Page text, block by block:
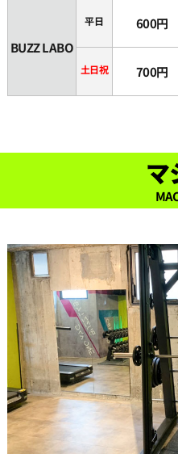
21:30
22:00
23:30
24:00
24:30
25:00
25:30
BUZZ LABO
平日 600円
土日祝 700円
マ